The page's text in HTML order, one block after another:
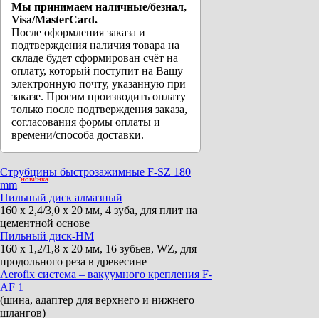
Мы принимаем наличные/безнал,
Visa/MasterCard.
После оформления заказа и
подтверждения наличия товара на
складе будет сформирован счёт на
оплату, который поступит на Вашу
электронную почту, указанную при
заказе. Просим производить оплату
только после подтверждения заказа,
согласования формы оплаты и
времени/способа доставки.
Струбцины быстрозажимные F-SZ 180
mm новинка
Пильный диск алмазный
160 x 2,4/3,0 x 20 мм, 4 зуба, для плит на
цементной основе
Пильный диск-HM
160 x 1,2/1,8 x 20 мм, 16 зубьев, WZ, для
продольного реза в древесине
Aerofix система – вакуумного крепления F-
AF 1
(шина, адаптер для верхнего и нижнего
шлангов)